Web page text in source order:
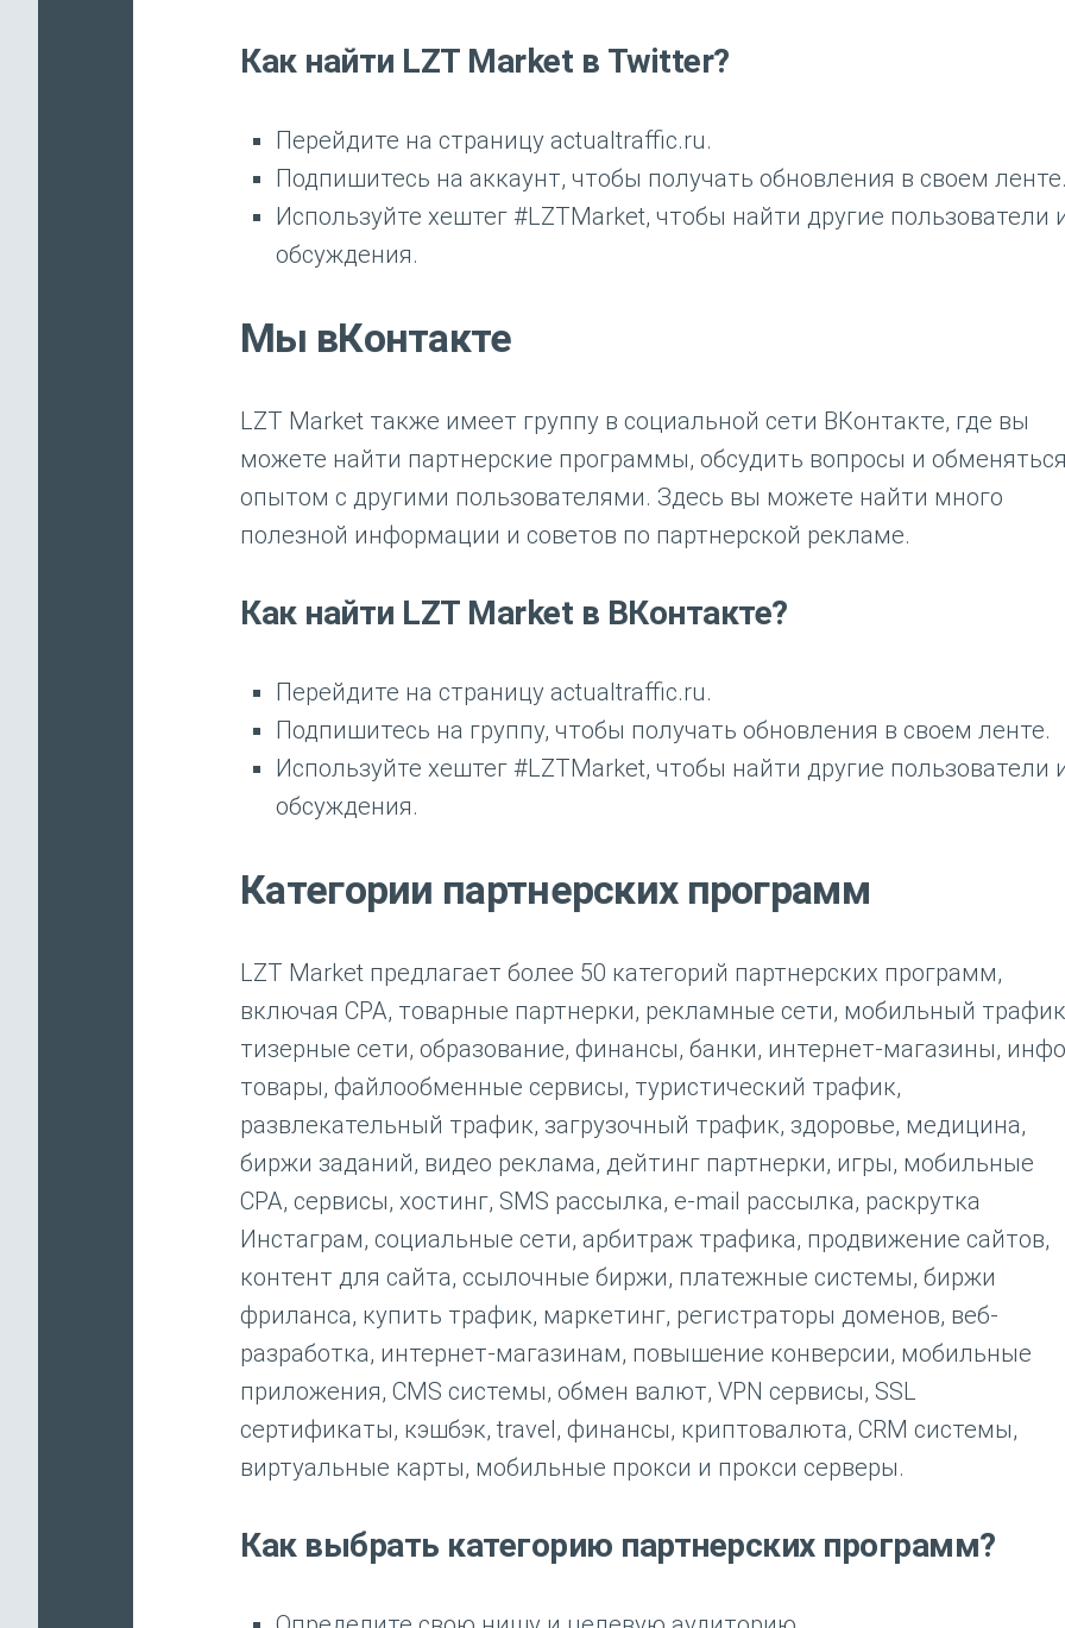
Как найти LZT Market в Twitter?
Перейдите на страницу actualtraffic.ru.
Подпишитесь на аккаунт, чтобы получать обновления в своем
Используйте хештег #LZTMarket, чтобы найти другие пользователи
обсуждения.
Мы вКонтакте
LZT Market также имеет группу в социальной сети ВКонтакте, где вы
можете найти партнерские программы, обсудить вопросы и
опытом с другими пользователями. Здесь вы можете найти много
полезной информации и советов по партнерской рекламе.
Как найти LZT Market в ВКонтакте?
Перейдите на страницу actualtraffic.ru.
Подпишитесь на группу, чтобы получать обновления в своем ленте.
Используйте хештег #LZTMarket, чтобы найти другие пользователи
обсуждения.
Категории партнерских программ
LZT Market предлагает более 50 категорий партнерских программ,
включая CPA, товарные партнерки, рекламные сети, мобильный
тизерные сети, образование, финансы, банки, интернет-магазины, инфо
товары, файлообменные сервисы, туристический трафик,
развлекательный трафик, загрузочный трафик, здоровье, медицина,
биржи заданий, видео реклама, дейтинг партнерки, игры, мобильные
CPA, сервисы, хостинг, SMS рассылка, e-mail рассылка, раскрутка
Инстаграм, социальные сети, арбитраж трафика, продвижение сайтов,
контент для сайта, ссылочные биржи, платежные системы, биржи
фриланса, купить трафик, маркетинг, регистраторы доменов, веб-
разработка, интернет-магазинам, повышение конверсии, мобильные
приложения, CMS системы, обмен валют, VPN сервисы, SSL
сертификаты, кэшбэк, travel, финансы, криптовалюта, CRM системы,
виртуальные карты, мобильные прокси и прокси серверы.
Как выбрать категорию партнерских программ?